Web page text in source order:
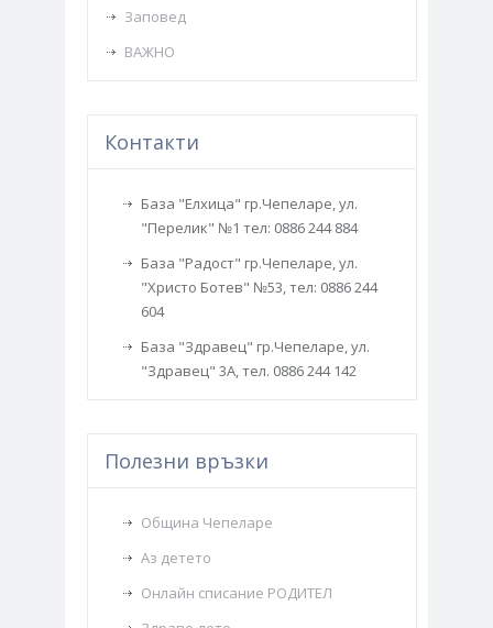
Заповед
ВАЖНО
Контакти
База "Елхица" гр.Чепеларе, ул.
"Перелик" №1 тел: 0886 244 884
База "Радост" гр.Чепеларе, ул.
"Христо Ботев" №53, тел: 0886 244
604
База "Здравец" гр.Чепеларе, ул.
"Здравец" 3А, тел. 0886 244 142
Полезни връзки
Община Чепеларе
Аз детето
Онлайн списание РОДИТЕЛ